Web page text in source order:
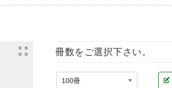
冊数をご選択下さい。